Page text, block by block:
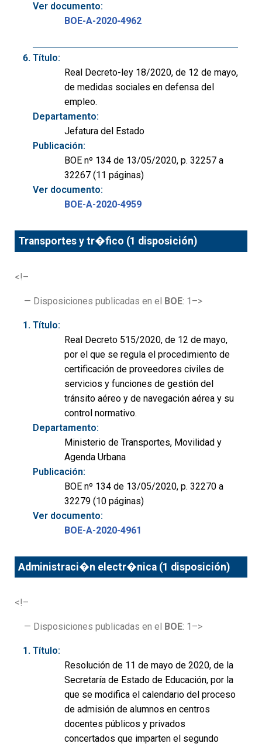
Ver documento:
BOE-A-2020-4962
Título:
Real Decreto-ley 18/2020, de 12 de mayo,
de medidas sociales en defensa del
empleo.
Departamento:
Jefatura del Estado
Publicación:
BOE nº 134 de 13/05/2020, p. 32257 a
32267 (11 páginas)
Ver documento:
BOE-A-2020-4959
Transportes y tr�fico (1 disposición)
<!–
— Disposiciones publicadas en el BOE: 1–>
Título:
Real Decreto 515/2020, de 12 de mayo,
por el que se regula el procedimiento de
certificación de proveedores civiles de
servicios y funciones de gestión del
tránsito aéreo y de navegación aérea y su
control normativo.
Departamento:
Ministerio de Transportes, Movilidad y
Agenda Urbana
Publicación:
BOE nº 134 de 13/05/2020, p. 32270 a
32279 (10 páginas)
Ver documento:
BOE-A-2020-4961
Administraci�n electr�nica (1 disposición)
<!–
— Disposiciones publicadas en el BOE: 1–>
Título:
Resolución de 11 de mayo de 2020, de la
Secretaría de Estado de Educación, por la
que se modifica el calendario del proceso
de admisión de alumnos en centros
docentes públicos y privados
concertados que imparten el segundo